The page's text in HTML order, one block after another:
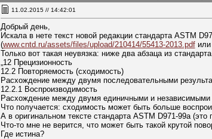
11.02.2015 // 14:42:01
Добрый день,
Искала в нете текст новой редакции стандарта ASTM
(www.cntd.ru/assets/files/upload/210414/55413-2013.pdfили
Только вот такая неувязка: ниже два абзаца из
„12 Прецизионность
12.2 Повторяемость (сходимость)
Расхождение между двумя последовательными
12.2.1 Воспроизводимость
Расхождение между двумя единичными и независимыми
Что получается: сходимость может быть больше
А в оригинальном тексте стандарта ASTM D971-99а
Что-то мне не верится, что может быть такой крутой
Где истина?